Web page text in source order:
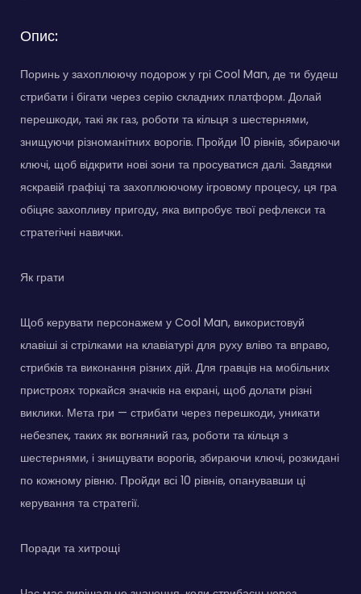
Опис:
Поринь у захоплюючу подорож у грі Cool Man, де ти будеш
стрибати і бігати через серію складних платформ. Долай
перешкоди, такі як газ, роботи та кільця з шестернями,
знищуючи різноманітних ворогів. Пройди 10 рівнів, збираючи
ключі, щоб відкрити нові зони та просуватися далі. Завдяки
яскравій графіці та захоплюючому ігровому процесу, ця гра
обіцяє захопливу пригоду, яка випробує твої рефлекси та
стратегічні навички.
Як грати
Щоб керувати персонажем у Cool Man, використовуй
клавіші зі стрілками на клавіатурі для руху вліво та вправо,
стрибків та виконання різних дій. Для гравців на мобільних
пристроях торкайся значків на екрані, щоб долати різні
виклики. Мета гри — стрибати через перешкоди, уникати
небезпек, таких як вогняний газ, роботи та кільця з
шестернями, і знищувати ворогів, збираючи ключі, розкидані
по кожному рівню. Пройди всі 10 рівнів, опанувавши ці
керування та стратегії.
Поради та хитрощі